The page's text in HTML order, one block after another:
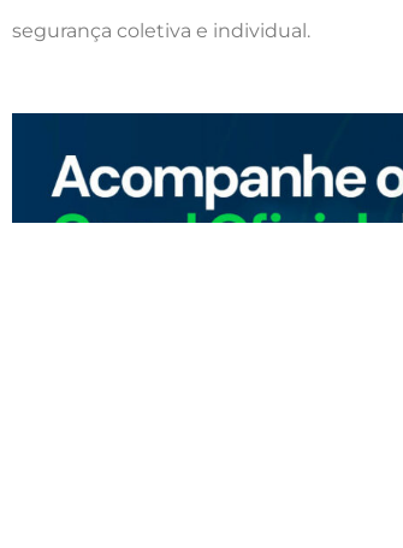
segurança coletiva e individual.